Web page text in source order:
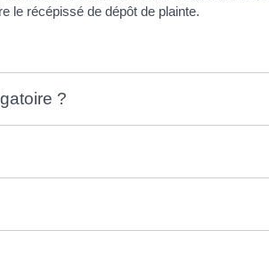
le récépissé de dépôt de plainte.
?